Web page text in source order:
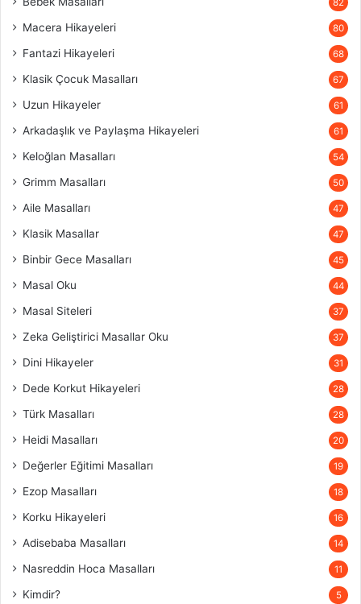
Macera Hikayeleri 80
Fantazi Hikayeleri 68
Klasik Çocuk Masalları 67
Uzun Hikayeler 61
Arkadaşlık ve Paylaşma Hikayeleri 61
Keloğlan Masalları 54
Grimm Masalları 50
Aile Masalları 47
Klasik Masallar 47
Binbir Gece Masalları 45
Masal Oku 44
Masal Siteleri 37
Zeka Geliştirici Masallar Oku 37
Dini Hikayeler 31
Dede Korkut Hikayeleri 28
Türk Masalları 28
Heidi Masalları 20
Değerler Eğitimi Masalları 19
Ezop Masalları 18
Korku Hikayeleri 16
Adisebaba Masalları 14
Nasreddin Hoca Masalları 11
Kimdir? 5